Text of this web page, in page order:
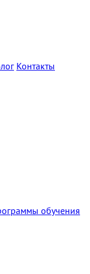
Контакты
обучения